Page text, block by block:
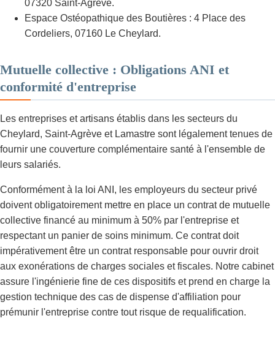
07320 Saint-Agrève.
Espace Ostéopathique des Boutières : 4 Place des
Cordeliers, 07160 Le Cheylard.
Mutuelle collective : Obligations ANI et
conformité d'entreprise
Les entreprises et artisans établis dans les secteurs du
Cheylard, Saint-Agrève et Lamastre sont légalement tenues de
fournir une couverture complémentaire santé à l'ensemble de
leurs salariés.
Conformément à la loi ANI, les employeurs du secteur privé
doivent obligatoirement mettre en place un contrat de mutuelle
collective financé au minimum à 50% par l'entreprise et
respectant un panier de soins minimum. Ce contrat doit
impérativement être un contrat responsable pour ouvrir droit
aux exonérations de charges sociales et fiscales. Notre cabinet
assure l'ingénierie fine de ces dispositifs et prend en charge la
gestion technique des cas de dispense d'affiliation pour
prémunir l'entreprise contre tout risque de requalification.